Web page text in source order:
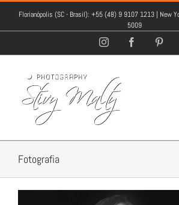
Florianópolis (SC - Brasil): +55 (48) 9 9107 1213 | New
5009
InstagramFacebook
Fotografia